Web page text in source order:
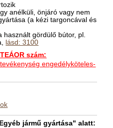
anélküli, önjáró vagy nem
(a kézi targoncával és
gördülő bútor, pl.
lásd: 3100
szám:
engedélyköteles-
jármű gyártása" alatt: